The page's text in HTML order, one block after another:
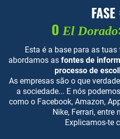
O El Dorado
Esta é a base para as
abordamos as fontes de
processo de
As empresas são o que
a sociedade... E nós
como o Facebook, Amazon,
Nike, Ferrari, entre
Explicamos-te